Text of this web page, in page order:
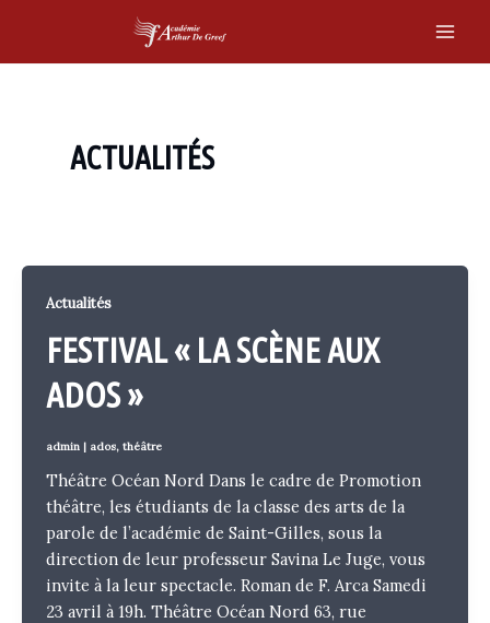
content
ACTUALITÉS
Actualités
FESTIVAL « LA SCÈNE AUX
ADOS »
admin | ados, théâtre
Théâtre Océan Nord Dans le cadre de Promotion
théâtre, les étudiants de la classe des arts de la
parole de l’académie de Saint-Gilles, sous la
direction de leur professeur Savina Le Juge, vous
invite à la leur spectacle. Roman de F. Arca Samedi
23 avril à 19h. Théâtre Océan Nord 63, rue